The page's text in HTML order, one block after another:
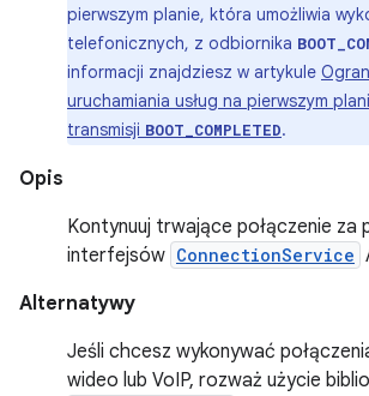
pierwszym planie, która umożliwia
telefonicznych, z odbiornika
informacji znajdziesz w artykule
uruchamiania usług na pierwszym
transmisji BOOT_COMPLETED.
Opis
Kontynuuj trwające połączenie za
interfejsów ConnectionService
Alternatywy
Jeśli chcesz wykonywać
wideo lub VoIP, rozważ użycie